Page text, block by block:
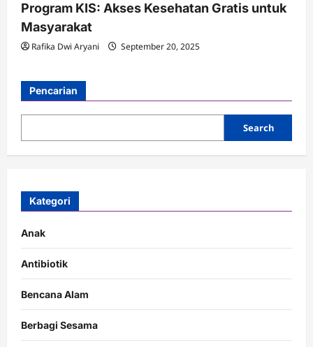
Program KIS: Akses Kesehatan Gratis untuk
Masyarakat
Rafika Dwi Aryani September 20, 2025
Pencarian
Search
Kategori
Anak
Antibiotik
Bencana Alam
Berbagi Sesama